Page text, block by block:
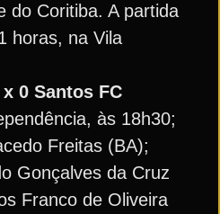
do Coritiba. A partida
horas, na Vila
0 Santos FC
às 18h30;
Freitas (BA);
Gonçalves da Cruz
Franco de Oliveira